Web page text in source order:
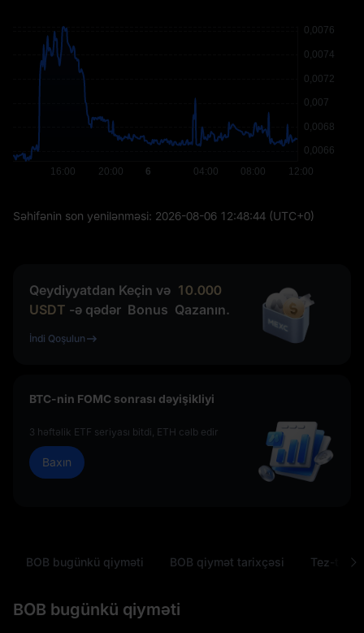
Səhifənin son yenilənməsi: 2026-08-06 12:48:44 (UTC+0)
Qeydiyyatdan Keçin və 10.000
USDT -ə qədər Bonus Qazanın.
İndi Qoşulun
BTC-nin FOMC sonrası dəyişikliyi
3 həftəlik ETF seriyası bitdi, ETH cəlb edir
Baxın
BOB bugünkü qiyməti BOB qiymət tarixçəsi Tez-tez
BOB bugünkü qiyməti